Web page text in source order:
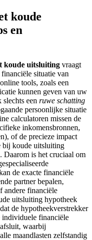
koude
en
koude uitsluiting vraagt
situatie van
tools, zoals een
kunnen geven van uw
slechts een ruwe schatting
persoonlijke situatie
calculatoren missen de
inkomensbronnen,
of de precieze impact
bij koude uitsluiting
Daarom is het cruciaal om
de exacte financiële
partner bepalen,
andere financiële
uitsluiting hypotheek
de hypotheekverstrekker
individuele financiële
waarbij
maandlasten zelfstandig